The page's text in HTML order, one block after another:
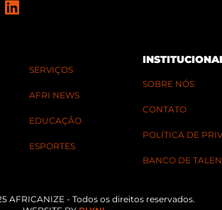
SERVIÇOS
AFRI NEWS
EDUCAÇÃO
ESPORTES
SOBRE NÓS
CONTATO
POLÍTICA DE
BANCO DE
AFRICANIZE - Todos os direitos reservados.